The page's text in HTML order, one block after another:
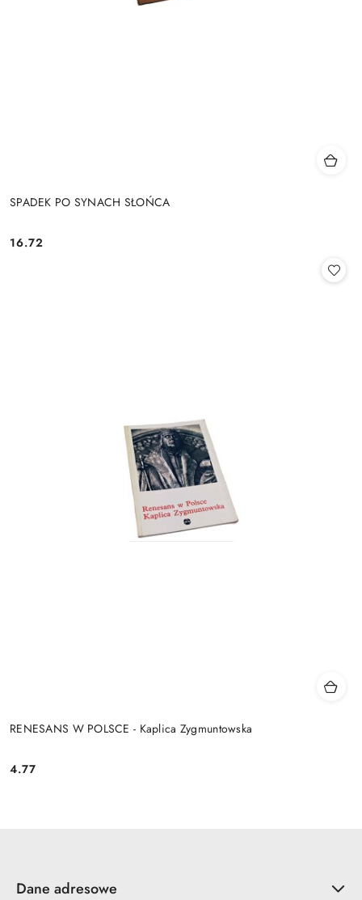
SPADEK PO SYNACH SŁOŃCA
Cena:
16.72
RENESANS W POLSCE - Kaplica Zygmuntowska
Cena:
4.77
Dane adresowe